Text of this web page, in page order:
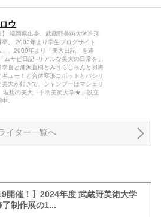
ウ
】 福岡県出身。武蔵野美術大学造形
卒。 2003年より学生ブログサイト
」、2009年より「美大日記」を運
ムサビ日記 -リアルな美大の日常を」
幸喜と浦沢直樹とみうらじゅんと羽海
ュー！と合体変形ロボットとパシリ
美大が好きで、シャンプーはマシェリ
理想の美大「手羽美術大学★」設立
。
イター一覧へ
開催！】2024年度 武蔵野美術大学
了制作展の1...